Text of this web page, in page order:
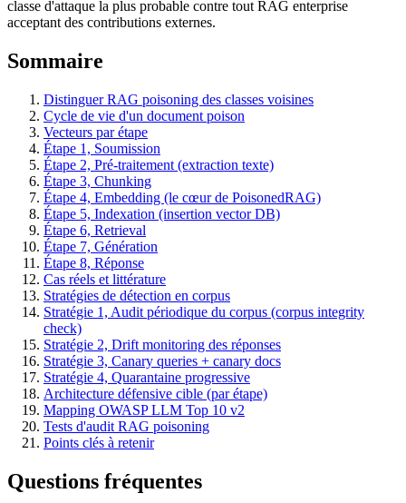
classe d'attaque la plus probable contre tout RAG enterprise
acceptant des contributions externes.
Sommaire
Distinguer RAG poisoning des classes voisines
Cycle de vie d'un document poison
Vecteurs par étape
Étape 1, Soumission
Étape 2, Pré-traitement (extraction texte)
Étape 3, Chunking
Étape 4, Embedding (le cœur de PoisonedRAG)
Étape 5, Indexation (insertion vector DB)
Étape 6, Retrieval
Étape 7, Génération
Étape 8, Réponse
Cas réels et littérature
Stratégies de détection en corpus
Stratégie 1, Audit périodique du corpus (corpus integrity
check)
Stratégie 2, Drift monitoring des réponses
Stratégie 3, Canary queries + canary docs
Stratégie 4, Quarantaine progressive
Architecture défensive cible (par étape)
Mapping OWASP LLM Top 10 v2
Tests d'audit RAG poisoning
Points clés à retenir
Questions fréquentes